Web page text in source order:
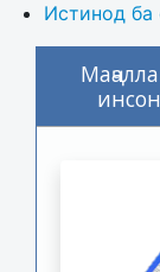
Истинод ба